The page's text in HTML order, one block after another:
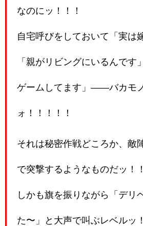
なのにッ！！！
自宅呼びをしておいて「実は
「親がリビングにいるんです
ゲームしてます」――バカモ
ォ！！！！！
それは秘密作戦どころか、敵
で突撃するようなものだッ！！
しかも旗を振りながら「デリ
た〜」と大声で叫ぶレベルッ